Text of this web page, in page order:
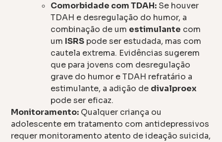
Comorbidade com TDAH: Se houver
TDAH e desregulação do humor, a
combinação de um estimulante com
um ISRS pode ser estudada, mas com
cautela extrema. Evidências sugerem
que para jovens com desregulação
grave do humor e TDAH refratário a
estimulante, a adição de divalproex
pode ser eficaz.
Monitoramento: Qualquer criança ou
adolescente em tratamento com antidepressivos
requer monitoramento atento de ideação suicida,